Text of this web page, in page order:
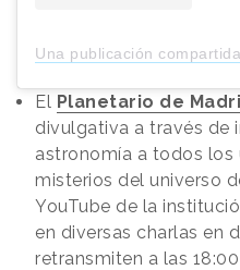
Una publicación
El Planetario de
divulgativa a través de
astronomía a todos los
misterios del universo
YouTube de la
en diversas charlas en
retransmiten a las